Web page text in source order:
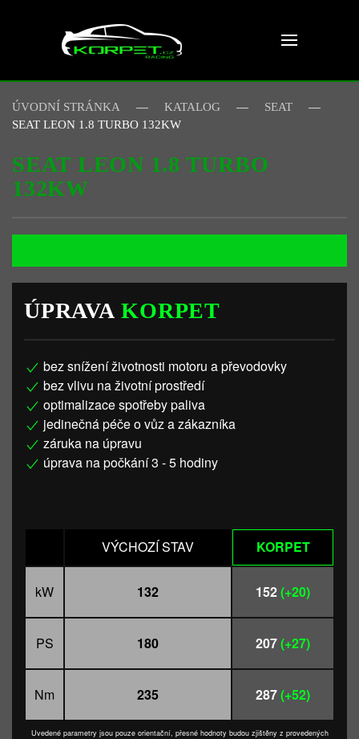
Skip to main content
ÚVODNÍ STRÁNKA KATALOG
SEAT
SEAT LEON 1.8 TURBO 132KW
SEAT LEON 1.8 TURBO
132KW
ÚPRAVAKORPET
bez snížení životnosti motoru a převodovky
bez vlivu na životní prostředí
optimalizace spotřeby paliva
jedinečná péče o vůz a zákazníka
záruka na úpravu
úprava na počkání 3 - 5 hodiny
VÝCHOZÍ STAV KORPET
kW 132 152(+20)
PS 180 207(+27)
Nm 235 287(+52)
Uvedené parametry jsou pouze orientační, přesné hodnoty budou zjištěny z provedených